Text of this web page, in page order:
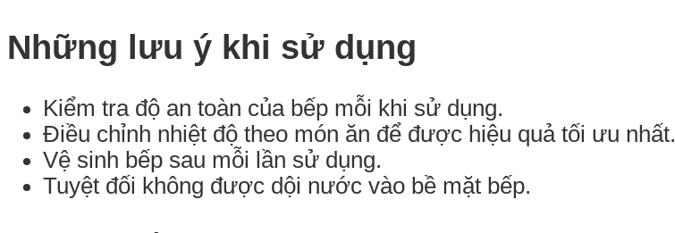
Những lưu ý khi sử dụng
Kiểm tra độ an toàn của bếp mỗi khi sử dụng.
Điều chỉnh nhiệt độ theo món ăn để được hiệu quả tối ưu nhất.
Vệ sinh bếp sau mỗi lần sử dụng.
Tuyệt đối không được dội nước vào bề mặt bếp.